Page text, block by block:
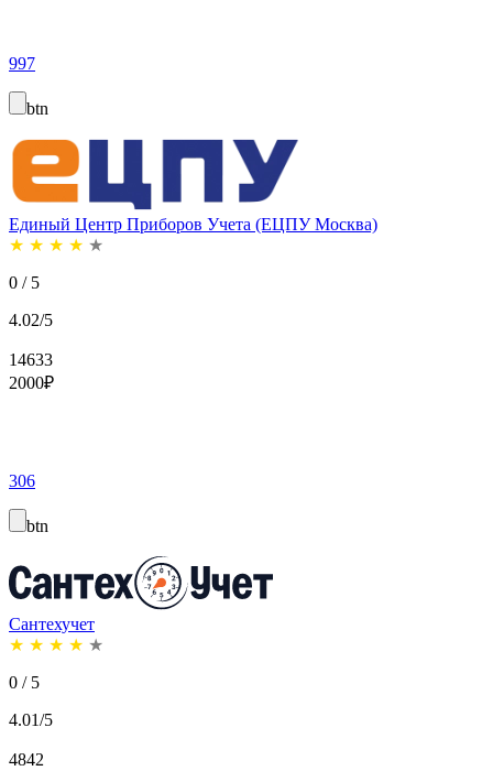
997
btn
Единый Центр Приборов Учета (ЕЦПУ Москва)
★ ★ ★ ★ ★
0 / 5
4.02/5
14633
2000₽
306
btn
Сантехучет
★ ★ ★ ★ ★
0 / 5
4.01/5
4842